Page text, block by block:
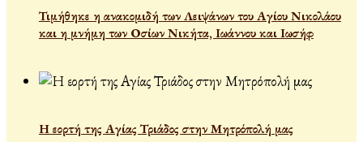
Τιμήθηκε η ανακομιδή των Λειψάνων του Αγίου Νικολάου
και η μνήμη των Οσίων Νικήτα, Ιωάννου και Ιωσήφ
Η εορτή της Αγίας Τριάδος στην Μητρόπολή μας